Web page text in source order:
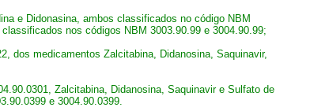
e Didonasina, ambos classificados no código NBM
nos códigos NBM 3003.90.99 e 3004.90.99;
dos medicamentos Zalcitabina, Didanosina, Saquinavir,
Zalcitabina, Didanosina, Saquinavir e Sulfato de
e 3004.90.0399.